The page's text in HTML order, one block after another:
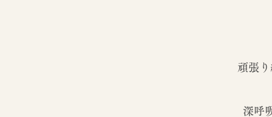
頑張
深呼